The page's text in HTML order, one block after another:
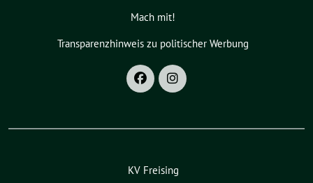
Mach mit!
Transparenzhinweis zu politischer Werbung
KV Freising